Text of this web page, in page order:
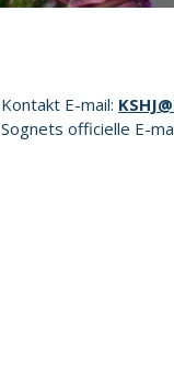
Kontakt E-mail:
Sognets officielle E-